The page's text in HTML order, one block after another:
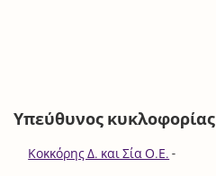
Υπεύθυνος κυκλοφορίας
Κοκκόρης Δ. και Σία Ο.Ε. -